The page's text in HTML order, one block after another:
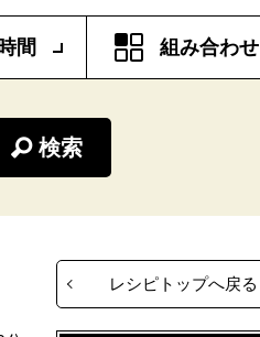
時間 組み合わせ
検索
レシピトップへ戻る